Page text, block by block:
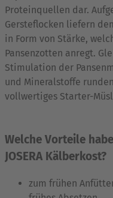
Proteinquellen dar.
Gersteflocken liefern
in Form von Stärke,
Pansenzotten anregt.
Stimulation der
und Mineralstoffe
vollwertiges Starter-
Welche Vorteile
JOSERA Kälberkost?
zum frühen